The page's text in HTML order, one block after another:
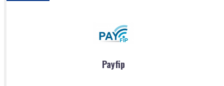
Payfip